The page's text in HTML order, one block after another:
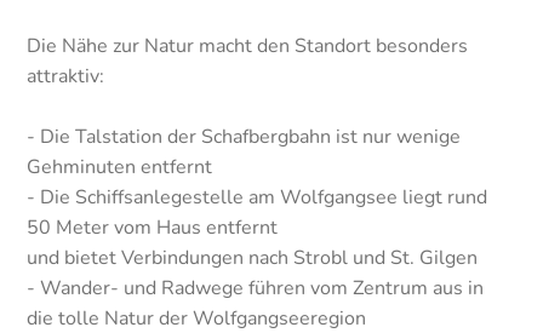
Die Nähe zur Natur macht den Standort besonders
attraktiv:
- Die Talstation der Schafbergbahn ist nur wenige
Gehminuten entfernt
- Die Schiffsanlegestelle am Wolfgangsee liegt rund
50 Meter vom Haus entfernt
und bietet Verbindungen nach Strobl und St. Gilgen
- Wander- und Radwege führen vom Zentrum aus in
die tolle Natur der Wolfgangseeregion